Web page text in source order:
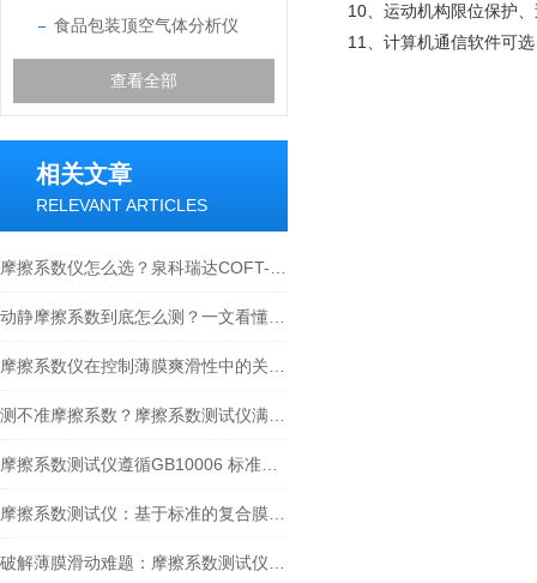
食品包装顶空气体分析仪
查看全部
相关文章
RELEVANT ARTICLES
10、运动机构限位保护
11、计算机通信软件可